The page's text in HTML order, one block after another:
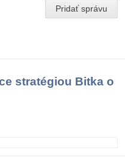
Pridať správu
stratégiou Bitka o